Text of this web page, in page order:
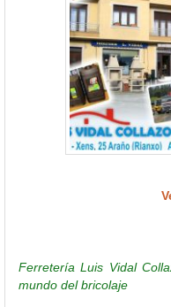
Ferretería Luis Vidal
mundo del bricolaje